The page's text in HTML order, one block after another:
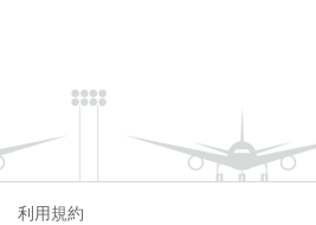
利用規約